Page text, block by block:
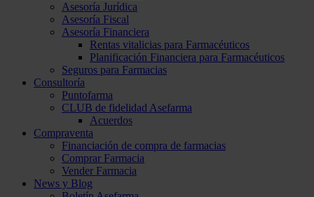
Asesoría Jurídica
Asesoría Fiscal
Asesoría Financiera
Rentas vitalicias para Farmacéuticos
Planificación Financiera para Farmacéuticos
Seguros para Farmacias
Consultoría
Puntofarma
CLUB de fidelidad Asefarma
Acuerdos
Compraventa
Financiación de compra de farmacias
Comprar Farmacia
Vender Farmacia
News y Blog